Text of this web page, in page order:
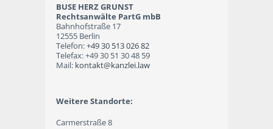
BUSE HERZ GRUNST
Rechtsanwälte PartG mbB
Bahnhofstraße 17
12555 Berlin
Telefon:+49 30 513 026 82
Telefax: +49 30 51 30 48 59
Mail: kontakt@kanzlei.law
Weitere Standorte:
Carmerstraße 8